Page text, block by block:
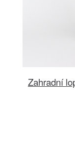
Zahradní